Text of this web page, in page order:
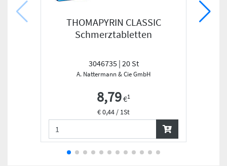
THOMAPYRIN CLASSIC
Schmerztabletten
3046735 | 20 St
A. Nattermann & Cie GmbH
8,79€1
€ 0,44 / 1St